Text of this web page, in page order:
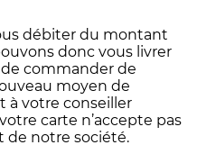
débiter du montant
donc vous livrer
commander de
moyen de
à votre conseiller
carte n’accepte pas
de notre société.